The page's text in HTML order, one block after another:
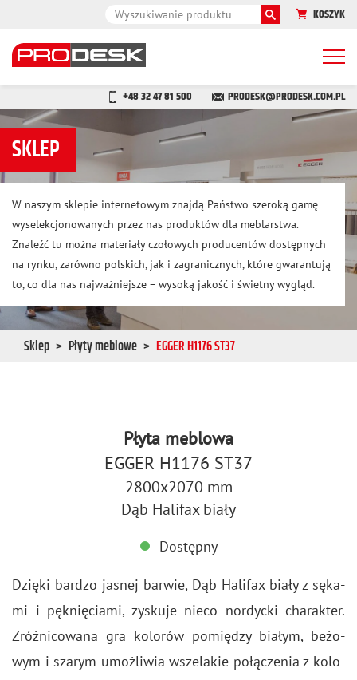
KOSZYK
+48 32 47 81 500 PRODESK@PRODESK.COM.PL
SKLEP
W naszym sklepie internetowym znajdą Państwo szeroką gamę
wyselekcjonowanych przez nas produktów dla meblarstwa.
Znaleźć tu można materiały czołowych producentów dostępnych
na rynku, zarówno polskich, jak i zagranicznych, które gwarantują
to, co dla nas najważniejsze – wysoką jakość i świetny wygląd.
Sklep Płyty meblowe EGGER H1176 ST37
Płyta meblowa
EGGER H1176 ST37
2800x2070 mm
Dąb Halifax biały
Dostępny
Dzię­ki bar­dzo ja­snej bar­wie, Dąb Ha­li­fax biały z sę­ka­
mi i pęk­nię­cia­mi, zy­sku­je nieco nor­dyc­ki cha­rak­ter.
Zróż­ni­co­wa­na gra ko­lo­rów po­mię­dzy bia­łym, be­żo­
wym i sza­rym umoż­li­wia wsze­la­kie po­łą­cze­nia z ko­lo­